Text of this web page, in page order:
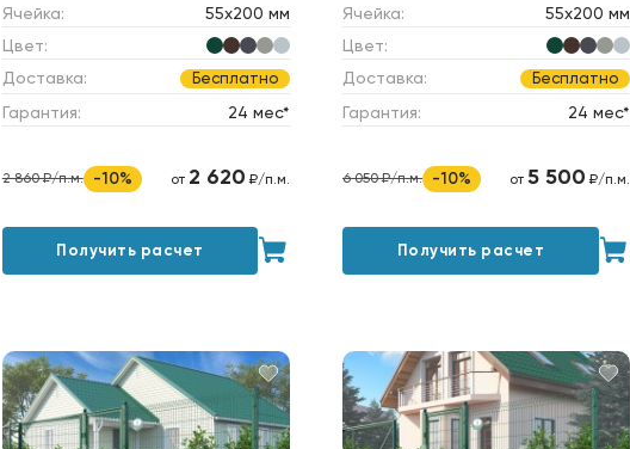
Ячейка:
55х200 мм
Цвет:
Доставка:
Бесплатно
Гарантия: 24 мес*
2 860 ₽/п.м. -10% от 2 620 ₽/п.м.
Получить расчет
Ячейка:
55х200 мм
Цвет:
Доставка:
Бесплатно
Гарантия: 24 мес*
6 050 ₽/п.м. -10% от5 500 ₽/п.м.
Получить расчет